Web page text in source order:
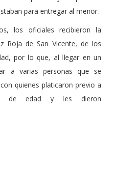
para entregar al menor.
los oficiales recibieron la
Roja de San Vicente, de los
por lo que, al llegar en un
a varias personas que se
quienes platicaron previo a
de edad y les dieron